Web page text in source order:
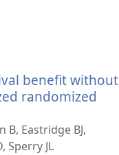
benefit without
randomized
B, Eastridge BJ,
Sperry JL